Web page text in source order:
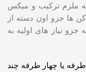
ملزم ترکیب و میکس
ها جزو اون دسته از
نیاز های اولیه به
یا چهار طرفه چند